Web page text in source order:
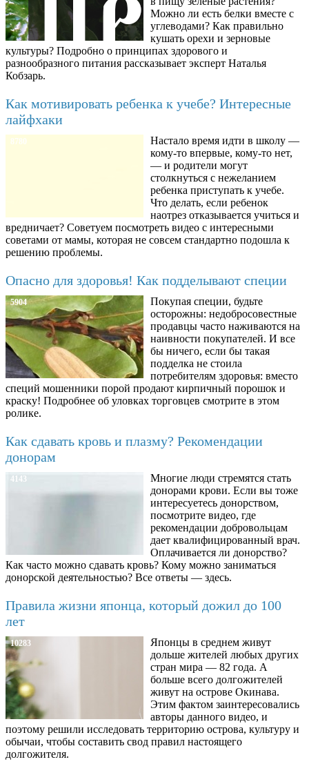
Можно ли есть белки вместе с
углеводами? Как правильно
кушать орехи и зерновые
культуры? Подробно о принципах здорового и
разнообразного питания рассказывает эксперт Наталья
Кобзарь.
Как мотивировать ребенка к учебе? Интересные
лайфхаки
8780
Настало время идти в школу —
кому-то впервые, кому-то нет,
— и родители могут
столкнуться с нежеланием
ребенка приступать к учебе.
Что делать, если ребенок
наотрез отказывается учиться и
вредничает? Советуем посмотреть видео с интересными
советами от мамы, которая не совсем стандартно подошла к
решению проблемы.
Опасно для здоровья! Как подделывают специи
5904
Покупая специи, будьте
осторожны: недобросовестные
продавцы часто наживаются на
наивности покупателей. И все
бы ничего, если бы такая
подделка не стоила
потребителям здоровья: вместо
специй мошенники порой продают кирпичный порошок и
краску! Подробнее об уловках торговцев смотрите в этом
ролике.
Как сдавать кровь и плазму? Рекомендации
донорам
4143
Многие люди стремятся стать
донорами крови. Если вы тоже
интересуетесь донорством,
посмотрите видео, где
рекомендации добровольцам
дает квалифицированный врач.
Оплачивается ли донорство?
Как часто можно сдавать кровь? Кому можно заниматься
донорской деятельностью? Все ответы — здесь.
Правила жизни японца, который дожил до 100
лет
10283
Японцы в среднем живут
дольше жителей любых других
стран мира — 82 года. А
больше всего долгожителей
живут на острове Окинава.
Этим фактом заинтересовались
авторы данного видео, и
поэтому решили исследовать территорию острова, культуру и
обычаи, чтобы составить свод правил настоящего
долгожителя.